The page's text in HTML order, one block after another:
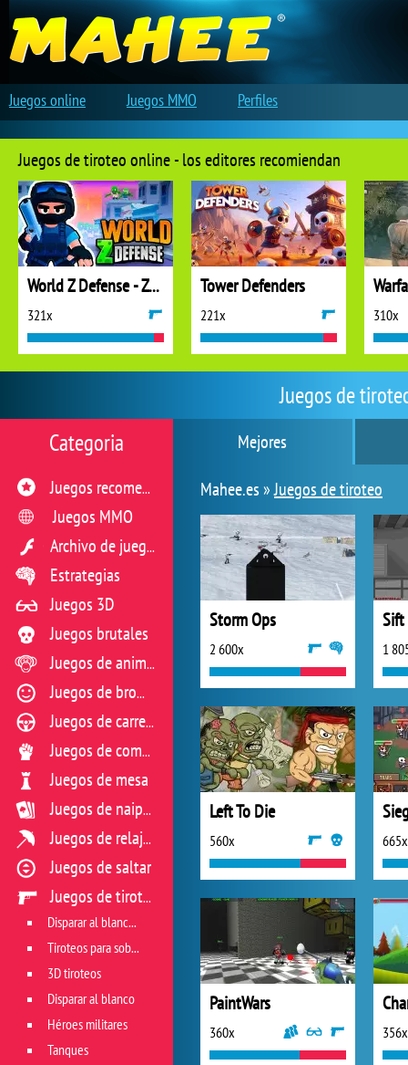
Juegos de
Mejores
Mahee.es »Juegos de tiroteo
Storm Ops
2 600x
Sift
1
Left To Die
560x 665x
PaintWars
360x 356x
Categoria
Juegos recomendados
Juegos MMO
Archivo de juegos flash
Estrategias
Juegos 3D
Juegos brutales
Juegos de animales
Juegos de broma
Juegos de carreras
Juegos de combate
Juegos de mesa
Juegos de naipes
Juegos de relajación
Juegos de saltar
Juegos de tiroteo
Disparar al blanco vivo
Tiroteos para sobrevivir
3D tiroteos
Disparar al blanco
Héroes militares
Tanques
Juegos de tiroteo online - los editores recomiendan
World Z Defense - Zombie Defense
321x
Tower Defenders
221x 310x
Juegos online Juegos MMO Perfiles